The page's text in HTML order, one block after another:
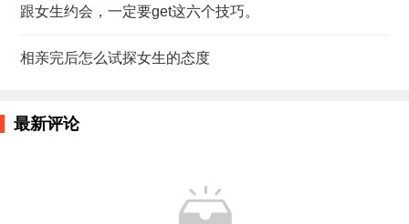
跟女生约会，一定要get这六个技巧。
相亲完后怎么试探女生的态度
最新评论
